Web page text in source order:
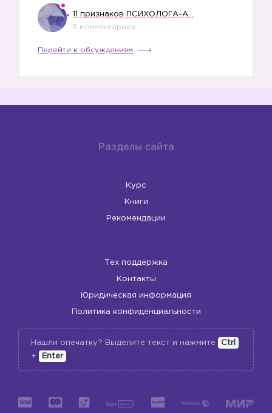
5 комментариев
Перейти к обсуждениям
Разделы сайта
Курс
Книги
Рекомендации
Тех поддержка
Контакты
Юридическая информация
Политика конфиденциальности
Нашли опечатку? Выделите текст и нажмите
Ctrl
+
Enter